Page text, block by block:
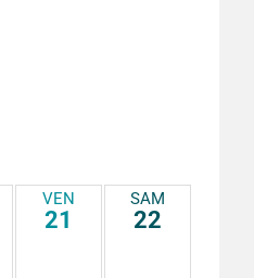
VEN
21
SAM
22